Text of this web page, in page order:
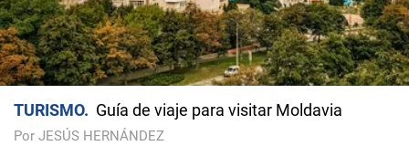
TURISMO Guía de viaje para visitar Moldavia
Por JESÚS HERNÁNDEZ